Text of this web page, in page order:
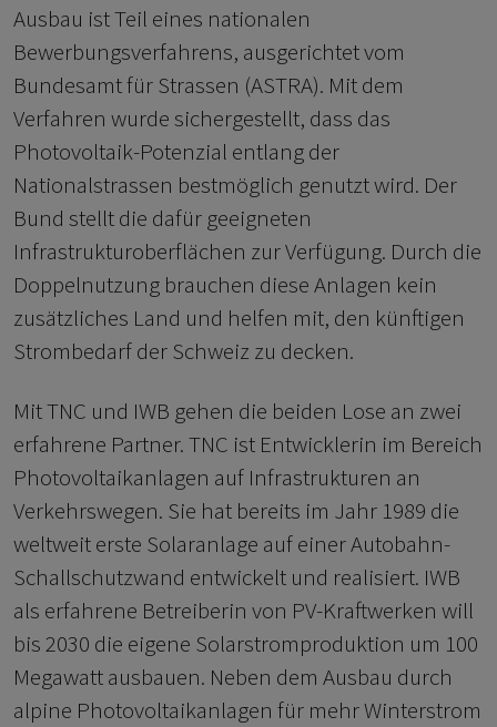
Ausbau ist Teil eines nationalen
Bewerbungsverfahrens, ausgerichtet vom
Bundesamt für Strassen (ASTRA). Mit dem
Verfahren wurde sichergestellt, dass das
Photovoltaik-Potenzial entlang der
Nationalstrassen bestmöglich genutzt wird. Der
Bund stellt die dafür geeigneten
Infrastrukturoberflächen zur Verfügung. Durch die
Doppelnutzung brauchen diese Anlagen kein
zusätzliches Land und helfen mit, den künftigen
Strombedarf der Schweiz zu decken.
Mit TNC und IWB gehen die beiden Lose an zwei
erfahrene Partner. TNC ist Entwicklerin im Bereich
Photovoltaikanlagen auf Infrastrukturen an
Verkehrswegen. Sie hat bereits im Jahr 1989 die
weltweit erste Solaranlage auf einer Autobahn-
Schallschutzwand entwickelt und realisiert. IWB
als erfahrene Betreiberin von PV-Kraftwerken will
bis 2030 die eigene Solarstromproduktion um 100
Megawatt ausbauen. Neben dem Ausbau durch
alpine Photovoltaikanlagen für mehr Winterstrom